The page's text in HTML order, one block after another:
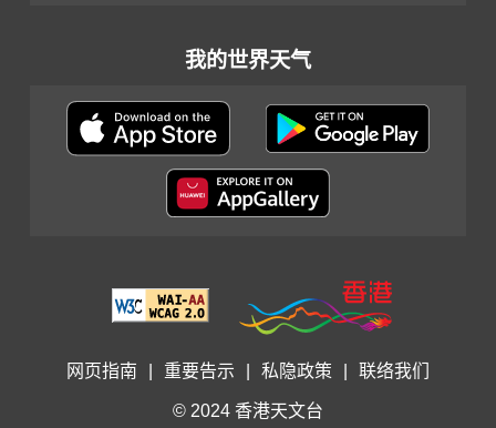
我的世界天气
网页指南 重要告示 私隐政策 联络我们
© 2024 香港天文台